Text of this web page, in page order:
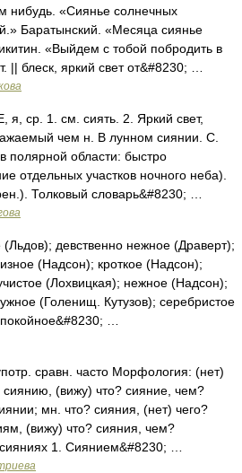
нибудь. «Сиянье солнечных
Баратынский. «Месяца сиянье
«Выйдем с тобой побродить в
|| блеск, яркий свет от&#8230; …
ср. 1. см. сиять. 2. Яркий свет,
чем н. В лунном сиянии. С.
полярной области: быстро
отдельных участков ночного неба).
Толковый словарь&#8230; …
девственно нежное (Драверт);
(Надсон); кроткое (Надсон);
(Лохвицкая); нежное (Надсон);
(Голенищ. Кутузов); серебристое
…
сравн. часто Морфология: (нет)
сиянию, (вижу) что? сияние, чем?
мн. что? сияния, (нет) чего?
(вижу) что? сияния, чем?
1. Сиянием&#8230; …